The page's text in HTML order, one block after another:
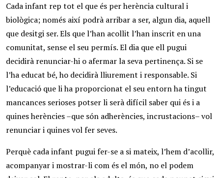
Cada infant rep tot el que és per herència cultural i
biològica; només així podrà arribar a ser, algun dia, aquell
que desitgi ser. Els que l’han acollit l’han inscrit en una
comunitat, sense el seu permís. El dia que ell pugui
decidirà renunciar-hi o afermar la seva pertinença. Si se
l’ha educat bé, ho decidirà lliurement i responsable. Si
l’educació que li ha proporcionat el seu entorn ha tingut
mancances serioses potser li serà difícil saber qui és i a
quines herències –que són adherències, incrustacions– vol
renunciar i quines vol fer seves.
Perquè cada infant pugui fer-se a si mateix, l’hem d’acollir,
acompanyar i mostrar-li com és el món, no el podem